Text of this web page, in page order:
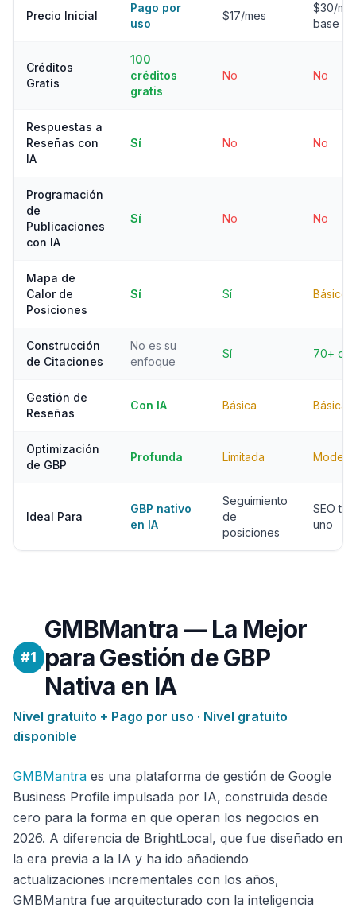
Precio Inicial
Pago por
uso
$17/mes
$30/
base
Créditos
Gratis
100
créditos
gratis
No No
Respuestas a
Reseñas con
IA
Sí No No
Programación
de
Publicaciones
con IA
Sí No No
Mapa de
Calor de
Posiciones
Sí Sí Básico
Construcción
de Citaciones
No es su
enfoque
Sí 70+
Gestión de
Reseñas
Con IA Básica Básica
Optimización
de GBP
Profunda Limitada
Ideal Para
GBP nativo
en IA
Seguimiento
de
posiciones
SEO
uno
#1
GMBMantra — La Mejor
para Gestión de GBP
Nativa en IA
Nivel gratuito + Pago por uso · Nivel gratuito
disponible
GMBMantra es una plataforma de gestión de Google
Business Profile impulsada por IA, construida desde
cero para la forma en que operan los negocios en
2026. A diferencia de BrightLocal, que fue diseñado en
la era previa a la IA y ha ido añadiendo
actualizaciones incrementales con los años,
GMBMantra fue arquitecturado con la inteligencia